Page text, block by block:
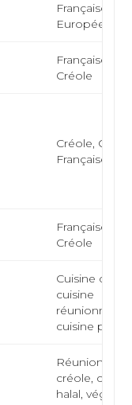
Française,
Européenne
Française,
Créole
Créole,
Française
Française,
Créole
Cuisine
cuisine
réunionnaise,
cuisine péi,
créole,
halal, végane